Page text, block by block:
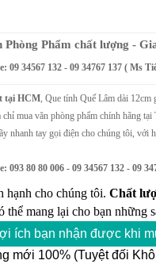
Giấy ghi chú Chất
Phòng Phẩm chất lượng -
09 34567 132 - 09 34767 137 ( Ms
tại HCM, Que tính Quế Lâm dài
chỉ mua văn phòng phẩm chính
nhanh tay gọi điện cho chúng tôi,
093 80 80 006 - 09 34567 132 - 09
hạnh cho chúng tôi. Chất
mang lại cho bạn những
ích bạn nhận được khi
mới 100% (Tuyệt đối